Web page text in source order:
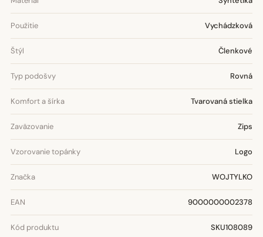
Použitie Vychádzková
Štýl Členkové
Typ podošvy Rovná
Komfort a šírka Tvarovaná stielka
Zaväzovanie Zips
Vzorovanie topánky Logo
Značka WOJTYLKO
EAN 9000000002378
Kód produktu SKU108089